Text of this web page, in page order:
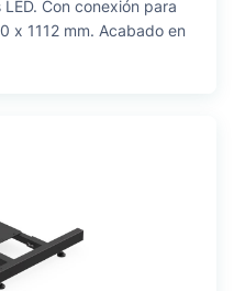
Con conexión para
x 1112 mm. Acabado en